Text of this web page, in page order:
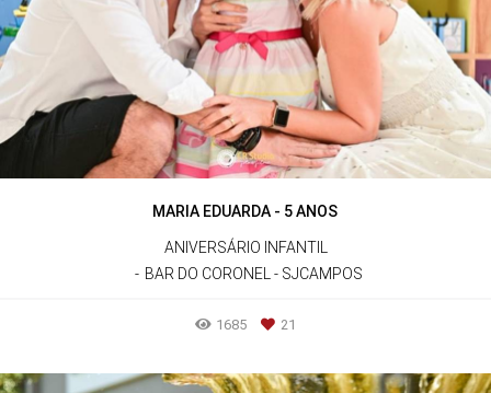
MARIA EDUARDA - 5 ANOS
ANIVERSÁRIO INFANTIL
BAR DO CORONEL - SJCAMPOS
1685 21